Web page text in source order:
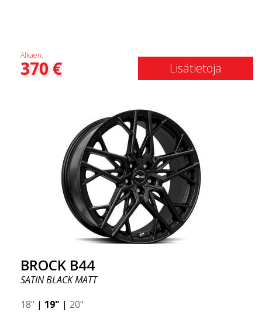
Alkaen:
370€ Lisätietoja
BROCK B44
SATIN BLACK MATT
18" | 19" | 20"